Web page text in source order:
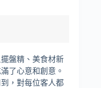
盤精、美食材新
了心意和創意。
，對每位客人都